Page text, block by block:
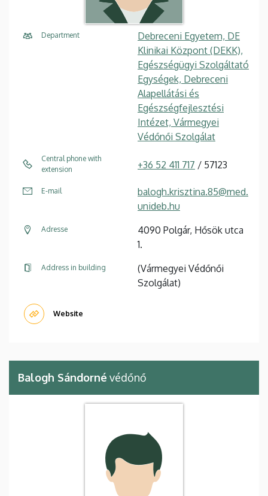
Department
Debreceni Egyetem, DE
Klinikai Központ (DEKK),
Egészségügyi Szolgáltató
Egységek, Debreceni
Alapellátási és
Egészségfejlesztési
Intézet, Vármegyei
Védőnői Szolgálat
Central phone with
extension
+36 52 411 717 / 57123
E-mail
balogh.krisztina.85@med.
unideb.hu
Adresse
4090 Polgár, Hősök utca
1.
Address in building
(Vármegyei Védőnői
Szolgálat)
Website
Balogh Sándorné védőnő